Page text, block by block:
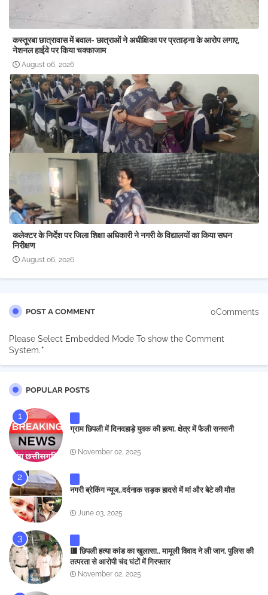
कस्तूरबा छात्रावास में बवाल- छात्राओं ने अधीक्षिका पर प्रताड़ना के आरोप लगाए,
नेशनल हाईवे पर किया चक्काजाम
August 06, 2026
कलेक्टर के निर्देश पर जिला शिक्षा अधिकारी ने नगरी के विद्यालयों का किया सघन
निरीक्षण
August 06, 2026
POST A COMMENT 0Comments
Please Select Embedded Mode To show the Comment
System.*
POPULAR POSTS
ग्राम छिपली में दिनदहाड़े युवक की हत्या, क्षेत्र में फैली सनसनी
November 02, 2025
नगरी ब्रेकिंग न्यूज..दर्दनाक सड़क हादसे में मां और बेटे की मौत
June 03, 2025
🟥 छिपली हत्या कांड का खुलासा.. मामूली विवाद ने ली जान, पुलिस की
तत्परता से आरोपी चंद घंटों में गिरफ्तार
November 02, 2025